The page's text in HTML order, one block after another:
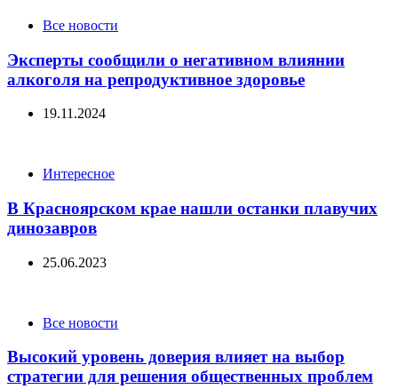
CategoriesВсе новости
Эксперты сообщили о негативном влиянии
алкоголя на репродуктивное здоровье
19.11.2024
CategoriesИнтересное
В Красноярском крае нашли останки плавучих
динозавров
25.06.2023
CategoriesВсе новости
Высокий уровень доверия влияет на выбор
стратегии для решения общественных проблем